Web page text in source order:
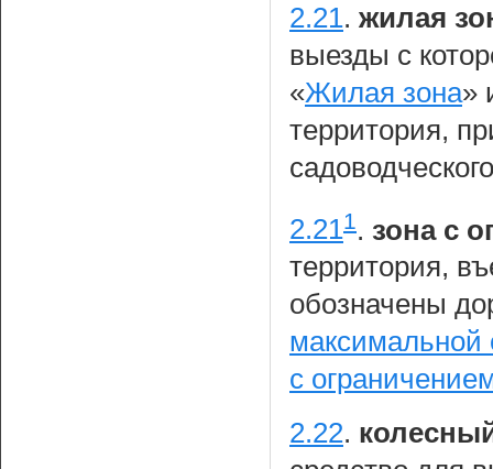
2.21 . жилая
выезды с
«Жилая зона»
территория,
2.211. зона с
территория,
обозначены
максимальной
с
2.22.